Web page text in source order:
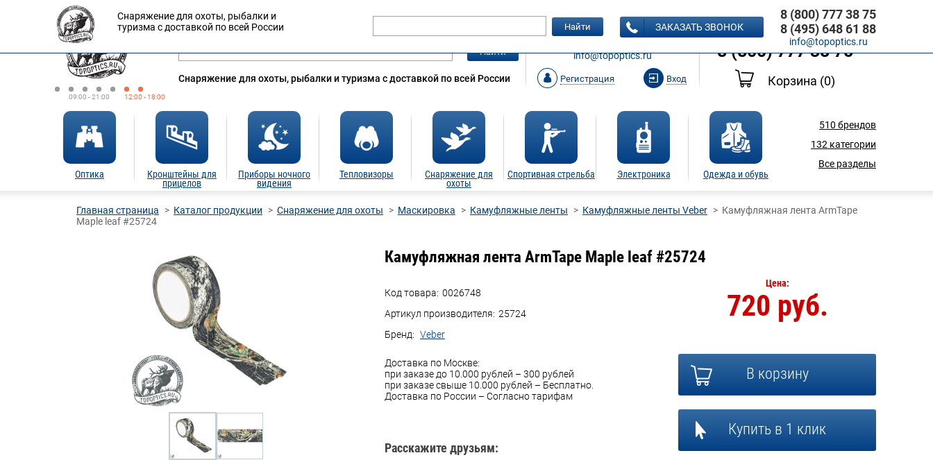
09:00 - 21:00 12:00 - 18:00
Оплата Доставка
Найти
Снаряжение для охоты, рыбалки и туризма с доставкой по всей России
ЗАКАЗАТЬ ЗВОНОК
info@topoptics.ru
Регистрация Вход
8 (495) 648 61 88
8 (800) 777 38 75
Корзина (0)
Оптика
Кронштейны для
прицелов
Приборы ночного
видения
Тепловизоры
Снаряжение для
охоты
Спортивная стрельба Электроника Одежда и обувь
510 брендов
132 категории
Все разделы
Снаряжение для охоты, рыбалки и
туризма с доставкой по всей России
Найти ЗАКАЗАТЬ ЗВОНОК
8 (800) 777 38 75
8 (495) 648 61 88
info@topoptics.ru
Главная страница Каталог продукции Снаряжение для охоты Маскировка Камуфляжные ленты Камуфляжные ленты Veber
Камуфляжная лента ArmTape
Maple leaf #25724
Камуфляжная лента ArmTape Maple leaf #25724
Код товара: 0026748
Артикул производителя: 25724
Бренд: Veber
Доставка по Москве:
при заказе до 10.000 рублей – 300 рублей
при заказе свыше 10.000 рублей – Бесплатно.
Доставка по России – Согласно тарифам
Расскажите друзьям:
Цена:
720 руб.
В корзину
Купить в 1 клик